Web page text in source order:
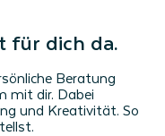
für dich da.
Beratung
mit dir. Dabei
und Kreativität. So